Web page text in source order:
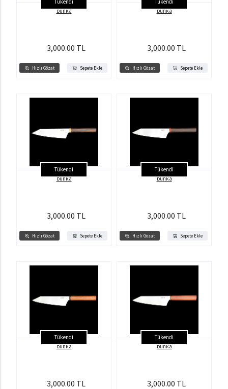
Tükendi
Hızlı Gözat Sepete Ekle
bunka
3,000.00 TL
Tükendi
Hızlı Gözat Sepete Ekle
bunka
3,000.00 TL
Tükendi
Hızlı Gözat Sepete Ekle
bunka
3,000.00 TL
Tükendi
Hızlı Gözat Sepete Ekle
bunka
3,000.00 TL
Tükendi
bunka
3,000.00 TL
Tükendi
bunka
3,000.00 TL